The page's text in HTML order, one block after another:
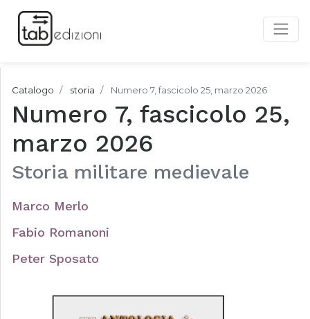
Catalogo storia Numero 7, fascicolo 25, marzo 2026
Numero 7, fascicolo 25,
marzo 2026
Storia militare medievale
Marco Merlo
Fabio Romanoni
Peter Sposato